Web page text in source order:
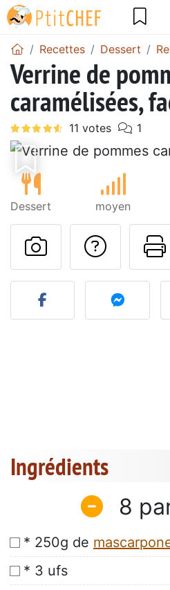
Recettes Dessert
Verrine de
caramélisées,
Dessert moyen
Publier
Ingrédients
8
* 250g de
* 3 ufs